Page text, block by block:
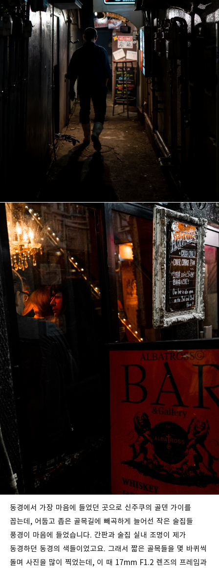
동경에서 가장 마음에 들었던 곳으로 신주쿠의 골덴 가이를
꼽는데, 어둡고 좁은 골목길에 빼곡하게 늘어선 작은 술집들
풍경이 마음에 들었습니다. 간판과 술집 실내 조명이 제가
동경하던 동경의 색들이었고요. 그래서 짧은 골목들을 몇 바퀴씩
돌며 사진을 많이 찍었는데, 이 때 17mm F1.2 렌즈의 프레임과